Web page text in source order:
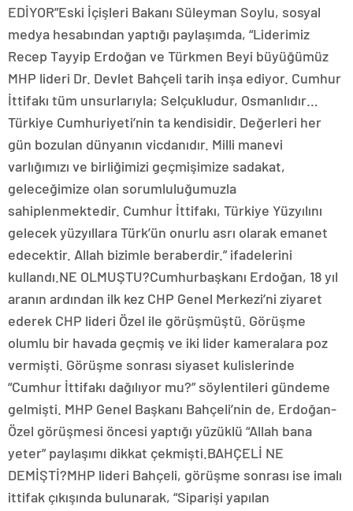
EDİYOR”Eski İçişleri Bakanı Süleyman Soylu, sosyal
medya hesabından yaptığı paylaşımda, “Liderimiz
Recep Tayyip Erdoğan ve Türkmen Beyi büyüğümüz
MHP lideri Dr. Devlet Bahçeli tarih inşa ediyor. Cumhur
İttifakı tüm unsurlarıyla; Selçukludur, Osmanlıdır…
Türkiye Cumhuriyeti’nin ta kendisidir. Değerleri her
gün bozulan dünyanın vicdanıdır. Milli manevi
varlığımızı ve birliğimizi geçmişimize sadakat,
geleceğimize olan sorumluluğumuzla
sahiplenmektedir. Cumhur İttifakı, Türkiye Yüzyılını
gelecek yüzyıllara Türk’ün onurlu asrı olarak emanet
edecektir. Allah bizimle beraberdir.” ifadelerini
kullandı.NE OLMUŞTU?Cumhurbaşkanı Erdoğan, 18 yıl
aranın ardından ilk kez CHP Genel Merkezi’ni ziyaret
ederek CHP lideri Özel ile görüşmüştü. Görüşme
olumlu bir havada geçmiş ve iki lider kameralara poz
vermişti. Görüşme sonrası siyaset kulislerinde
“Cumhur İttifakı dağılıyor mu?” söylentileri gündeme
gelmişti. MHP Genel Başkanı Bahçeli’nin de, Erdoğan-
Özel görüşmesi öncesi yaptığı yüzüklü “Allah bana
yeter” paylaşımı dikkat çekmişti.BAHÇELİ NE
DEMİŞTİ?MHP lideri Bahçeli, görüşme sonrası ise imalı
ittifak çıkışında bulunarak, “Siparişi yapılan